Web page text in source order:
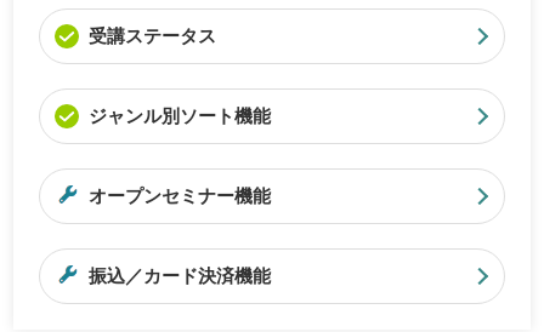
受講ステータス
ジャンル別ソート機能
オープンセミナー機能
振込／カード決済機能